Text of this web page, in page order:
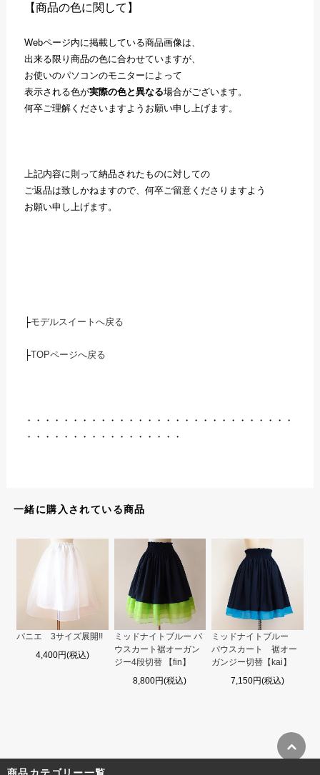
【商品の色に関して】
Webページ内に掲載している商品画像は、
出来る限り商品の色に合わせていますが、
お使いのパソコンのモニターによって
表示される色が実際の色と異なる場合がございます。
何卒ご理解くださいますようお願い申し上げます。
上記内容に則って納品されたものに対しての
ご返品は致しかねますので、何卒ご留意くださりますよう
お願い申し上げます。
├モデルスイートへ戻る
├TOPページへ戻る
・・・・・・・・・・・・・・・・・・・・・・・・・・・・・
・・・・・・・・・・・・・・・・・
一緒に購入されている商品
パニエ 3サイズ展開!!
4,400円(税込)
ミッドナイトブルー パ
ウスカート裾オーガン
ジー4段切替 【fin】
8,800円(税込)
ミッドナイトブルー
パウスカート 裾オー
ガンジー切替【kai】
7,150円(税込)